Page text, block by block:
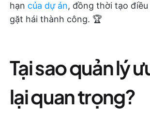
hạn của dự án, đồng thời tạo điều
gặt hái thành công. 🏆
Tại sao quản lý
lại quan trọng?